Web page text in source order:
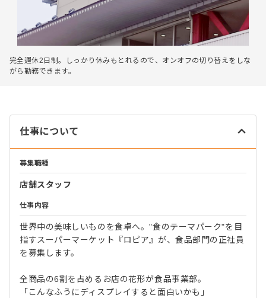
完全週休2日制。しっかり休みもとれるので、オンオフの切り替えをしな
がら勤務できます。
仕事について
募集職種
店舗スタッフ
仕事内容
世界中の美味しいものを食卓へ。"食のテーマパーク"を目
指すスーパーマーケット『ロピア』が、食品部門の正社員
を募集します。
全商品の6割を占めるお店の花形が食品事業部。
「こんなふうにディスプレイすると面白いかも」